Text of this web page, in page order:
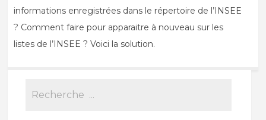
informations enregistrées dans le répertoire de l’INSEE
? Comment faire pour apparaitre à nouveau sur les
listes de l’INSEE ? Voici la solution.